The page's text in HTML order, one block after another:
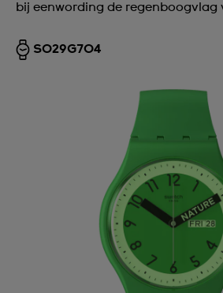
bij eenwording de regenboogvlag
SO29G704